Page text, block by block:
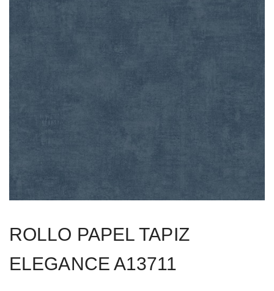
ROLLO PAPEL TAPIZ
ELEGANCE A13711